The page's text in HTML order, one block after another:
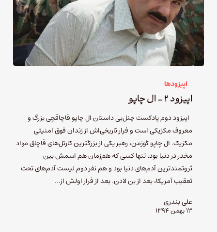
اپیزودها
اپیزود ۲ – ال چاپو
اپیزود دوم پادکست چنل‌بی داستان ال چاپو قاچاقچی بزرگ و
معروف مکزیکی است و فرار تاریخی‌اش از زندان فوق امنیتی
مکزیک. ال چاپو گوزمن، رهبر یکی از بزرگترین کارتل‌های قاچاق مواد
مخدر در دنیا بود، تنها کسی که هم‌زمان هم اسمش بین
ثروتمندترین آدم‌های دنیا بود و هم نفر دوم لیست آدم‌های تحت
تعقیب آمریکا، بعد از بن لادن. بعد از فرار اولش از…
علی بندری
۱۳ بهمن ۱۳۹۴